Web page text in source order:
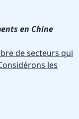
en Chine
de secteurs qui
les